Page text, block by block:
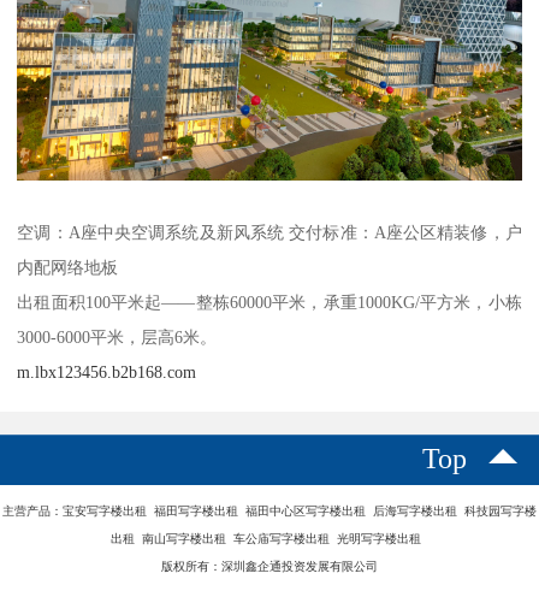
空调：A座中央空调系统及新风系统 交付标准：A座公区精装修，户
内配网络地板
出租面积100平米起——整栋60000平米，承重1000KG/平方米，小栋
3000-6000平米，层高6米。
m.lbx123456.b2b168.com
Top
主营产品：宝安写字楼出租 福田写字楼出租 福田中心区写字楼出租 后海写字楼出租 科技园写字楼
出租 南山写字楼出租 车公庙写字楼出租 光明写字楼出租
版权所有：深圳鑫企通投资发展有限公司